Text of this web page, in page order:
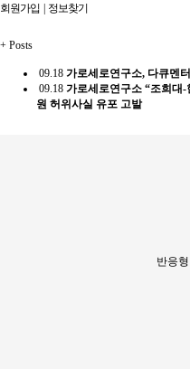
회원가입 | 정보찾기
+ Posts
09.18 가로세로연구소, 다큐멘
09.18 가로세로연구소 “조희대
원 허위사실 유포 고발
반응